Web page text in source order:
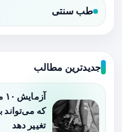
طب سنتی
جدیدترین مطالب
که می‌تواند
تغییر دهد